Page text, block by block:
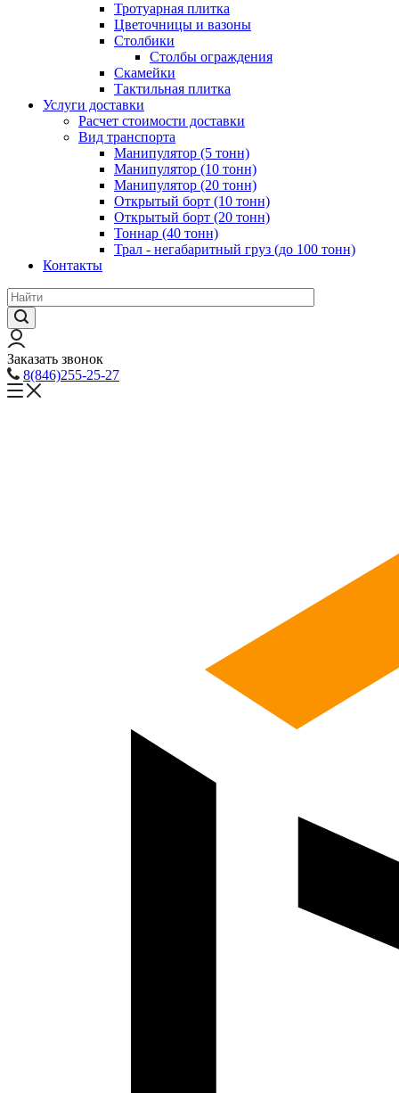
Тротуарная плитка
Цветочницы и вазоны
Столбики
Столбы ограждения
Скамейки
Тактильная плитка
Услуги доставки
Расчет стоимости доставки
Вид транспорта
Манипулятор (5 тонн)
Манипулятор (10 тонн)
Манипулятор (20 тонн)
Открытый борт (10 тонн)
Открытый борт (20 тонн)
Тоннар (40 тонн)
Трал - негабаритный груз (до 100 тонн)
Контакты
Заказать звонок
8(846)255-25-27